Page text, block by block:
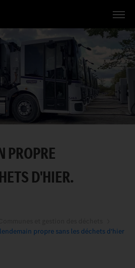
PROPRE
D'HIER.
propre sans les déchets d'hier